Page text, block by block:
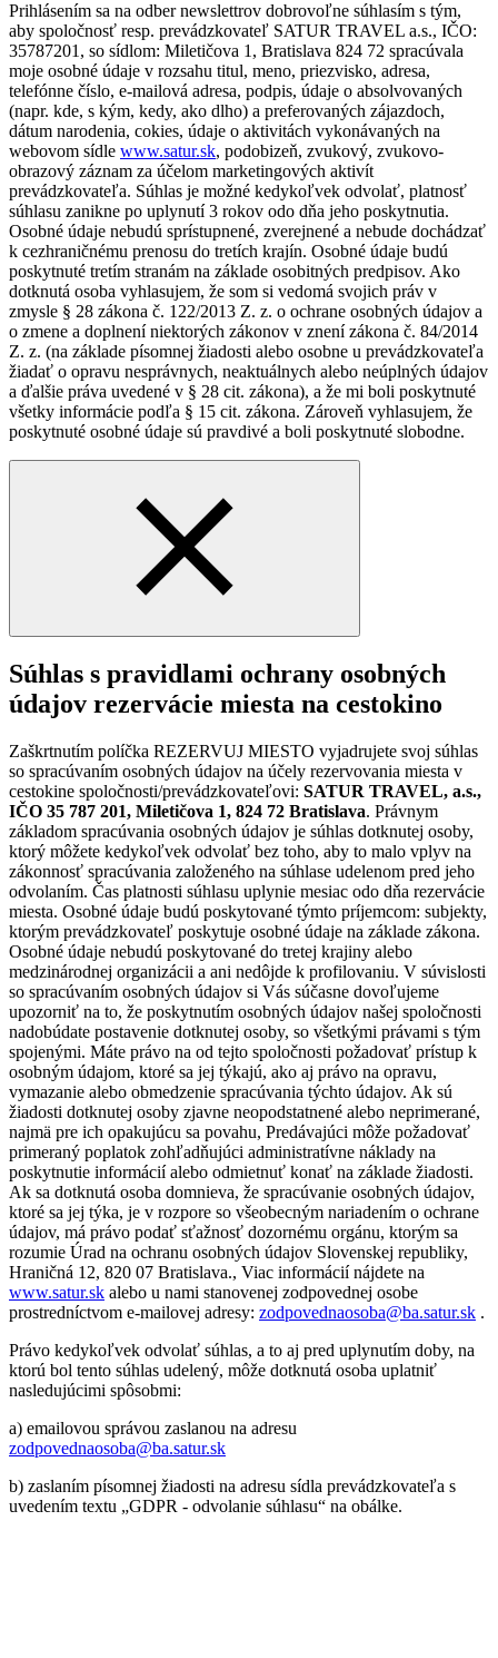
Prihlásením sa na odber newslettrov dobrovoľne súhlasím s tým,
aby spoločnosť resp. prevádzkovateľ SATUR TRAVEL a.s., IČO:
35787201, so sídlom: Miletičova 1, Bratislava 824 72 spracúvala
moje osobné údaje v rozsahu titul, meno, priezvisko, adresa,
telefónne číslo, e-mailová adresa, podpis, údaje o absolvovaných
(napr. kde, s kým, kedy, ako dlho) a preferovaných zájazdoch,
dátum narodenia, cokies, údaje o aktivitách vykonávaných na
webovom sídle www.satur.sk, podobizeň, zvukový, zvukovo-
obrazový záznam za účelom marketingových aktivít
prevádzkovateľa. Súhlas je možné kedykoľvek odvolať, platnosť
súhlasu zanikne po uplynutí 3 rokov odo dňa jeho poskytnutia.
Osobné údaje nebudú sprístupnené, zverejnené a nebude dochádzať
k cezhraničnému prenosu do tretích krajín. Osobné údaje budú
poskytnuté tretím stranám na základe osobitných predpisov. Ako
dotknutá osoba vyhlasujem, že som si vedomá svojich práv v
zmysle § 28 zákona č. 122/2013 Z. z. o ochrane osobných údajov a
o zmene a doplnení niektorých zákonov v znení zákona č. 84/2014
Z. z. (na základe písomnej žiadosti alebo osobne u prevádzkovateľa
žiadať o opravu nesprávnych, neaktuálnych alebo neúplných údajov
a ďalšie práva uvedené v § 28 cit. zákona), a že mi boli poskytnuté
všetky informácie podľa § 15 cit. zákona. Zároveň vyhlasujem, že
poskytnuté osobné údaje sú pravdivé a boli poskytnuté slobodne.
Súhlas s pravidlami ochrany osobných
údajov rezervácie miesta na cestokino
Zaškrtnutím políčka REZERVUJ MIESTO vyjadrujete svoj súhlas
so spracúvaním osobných údajov na účely rezervovania miesta v
cestokine spoločnosti/prevádzkovateľovi: SATUR TRAVEL, a.s.,
IČO 35 787 201, Miletičova 1, 824 72 Bratislava. Právnym
základom spracúvania osobných údajov je súhlas dotknutej osoby,
ktorý môžete kedykoľvek odvolať bez toho, aby to malo vplyv na
zákonnosť spracúvania založeného na súhlase udelenom pred jeho
odvolaním. Čas platnosti súhlasu uplynie mesiac odo dňa rezervácie
miesta. Osobné údaje budú poskytované týmto príjemcom: subjekty,
ktorým prevádzkovateľ poskytuje osobné údaje na základe zákona.
Osobné údaje nebudú poskytované do tretej krajiny alebo
medzinárodnej organizácii a ani nedôjde k profilovaniu. V súvislosti
so spracúvaním osobných údajov si Vás súčasne dovoľujeme
upozorniť na to, že poskytnutím osobných údajov našej spoločnosti
nadobúdate postavenie dotknutej osoby, so všetkými právami s tým
spojenými. Máte právo na od tejto spoločnosti požadovať prístup k
osobným údajom, ktoré sa jej týkajú, ako aj právo na opravu,
vymazanie alebo obmedzenie spracúvania týchto údajov. Ak sú
žiadosti dotknutej osoby zjavne neopodstatnené alebo neprimerané,
najmä pre ich opakujúcu sa povahu, Predávajúci môže požadovať
primeraný poplatok zohľadňujúci administratívne náklady na
poskytnutie informácií alebo odmietnuť konať na základe žiadosti.
Ak sa dotknutá osoba domnieva, že spracúvanie osobných údajov,
ktoré sa jej týka, je v rozpore so všeobecným nariadením o ochrane
údajov, má právo podať sťažnosť dozornému orgánu, ktorým sa
rozumie Úrad na ochranu osobných údajov Slovenskej republiky,
Hraničná 12, 820 07 Bratislava., Viac informácií nájdete na
www.satur.sk alebo u nami stanovenej zodpovednej osobe
prostredníctvom e-mailovej adresy: zodpovednaosoba@ba.satur.sk .
Právo kedykoľvek odvolať súhlas, a to aj pred uplynutím doby, na
ktorú bol tento súhlas udelený, môže dotknutá osoba uplatniť
nasledujúcimi spôsobmi:
a) emailovou správou zaslanou na adresu
zodpovednaosoba@ba.satur.sk
b) zaslaním písomnej žiadosti na adresu sídla prevádzkovateľa s
uvedením textu „GDPR - odvolanie súhlasu“ na obálke.